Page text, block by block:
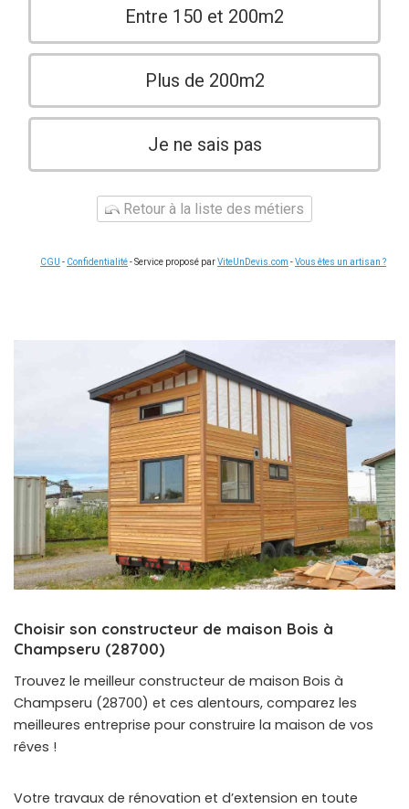
Entre 150 et 200m2
Plus de 200m2
Je ne sais pas
Retour à la liste des métiers
CGU - Confidentialité- Service proposé parViteUnDevis.com -Vous êtes un artisan ?
Choisir son constructeur de maison Bois à
Champseru (28700)
Trouvez le meilleur constructeur de maison Bois à
Champseru (28700) et ces alentours, comparez les
meilleures entreprise pour construire la maison de vos
rêves !
Votre travaux de rénovation et d’extension en toute